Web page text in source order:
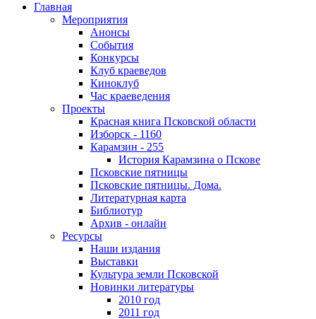
Главная
Мероприятия
Анонсы
События
Конкурсы
Клуб краеведов
Киноклуб
Час краеведения
Проекты
Красная книга Псковской области
Изборск - 1160
Карамзин - 255
История Карамзина о Пскове
Псковские пятницы
Псковские пятницы. Дома.
Литературная карта
Библиотур
Архив - онлайн
Ресурсы
Наши издания
Выставки
Культура земли Псковской
Новинки литературы
2010 год
2011 год